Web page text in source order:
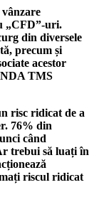
„CFD”-uri.
din diversele
precum și
acestor
TMS
risc ridicat de a
76% din
când
trebui să luați în
riscul ridicat